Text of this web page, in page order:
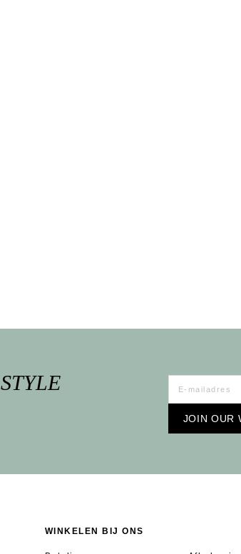
JOIN OUR
WINKELEN BIJ ONS